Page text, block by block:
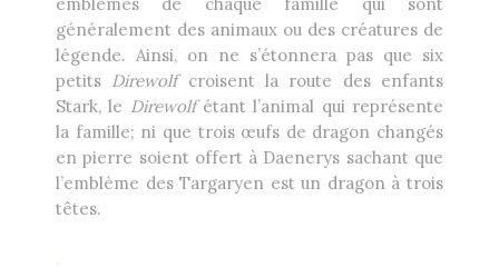
emblèmes de chaque famille qui sont
généralement des animaux ou des créatures de
légende. Ainsi, on ne s’étonnera pas que six
petits Direwolfcroisent la route des enfants
Stark, le Direwolfétant l’animal qui représente
la famille; ni que trois œufs de dragon changés
en pierre soient offert à Daenerys sachant que
l’emblème des Targaryen est un dragon à trois
têtes.
.